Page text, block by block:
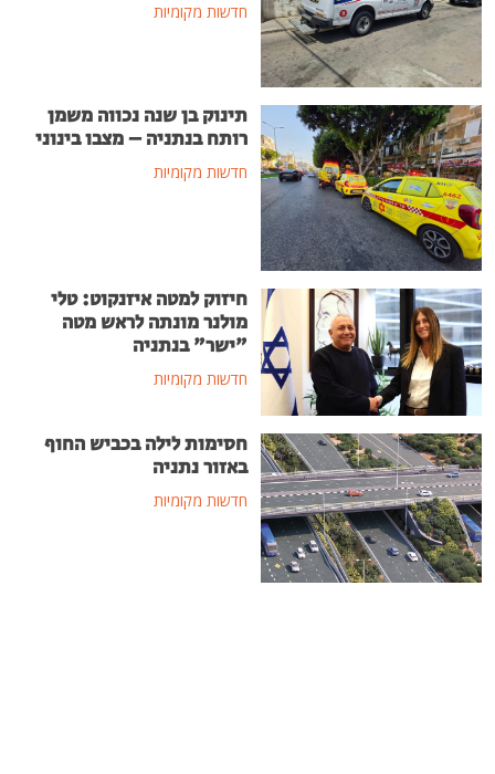
חדשות מקומיות
תינוק בן שנה נכווה משמן
רותח בנתניה – מצבו בינוני
חדשות מקומיות
חיזוק למטה איזנקוט: טלי
מולנר מונתה לראש מטה
"ישר" בנתניה
חדשות מקומיות
חסימות לילה בכביש החוף
באזור נתניה
חדשות מקומיות